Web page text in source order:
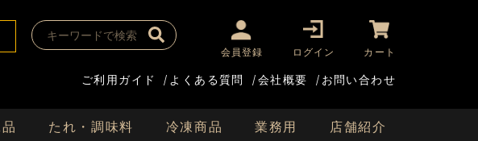
会員登録 ログイン カート
ご利用ガイド / よくある質問 /会社概要 / お問い合わせ
たれ・調味料 冷凍商品 業務用 店舗紹介